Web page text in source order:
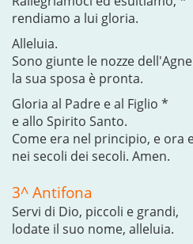
rendiamo a lui gloria.
Alleluia.
Sono giunte le nozze
la sua sposa è pronta.
Gloria al Padre e al Figlio *
e allo Spirito Santo.
Come era nel principio, e ora
nei secoli dei secoli. Amen.
3^ Antifona
Servi di Dio, piccoli e grandi,
lodate il suo nome, alleluia.